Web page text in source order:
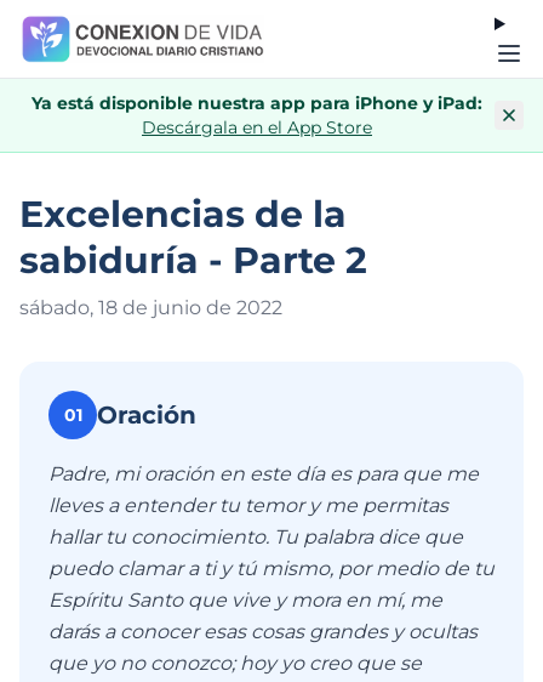
Ya está disponible nuestra app para iPhone y iPad:
Descárgala en el App Store
Excelencias de la
sabiduría - Parte 2
sábado, 18 de junio de 2022
01 Oración
Padre, mi oración en este día es para que me
lleves a entender tu temor y me permitas
hallar tu conocimiento. Tu palabra dice que
puedo clamar a ti y tú mismo, por medio de tu
Espíritu Santo que vive y mora en mí, me
darás a conocer esas cosas grandes y ocultas
que yo no conozco; hoy yo creo que se